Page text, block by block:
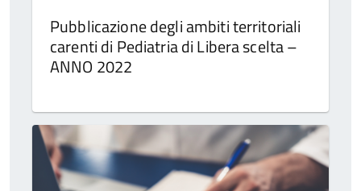
Pubblicazione degli ambiti territoriali
carenti di Pediatria di Libera scelta –
ANNO 2022